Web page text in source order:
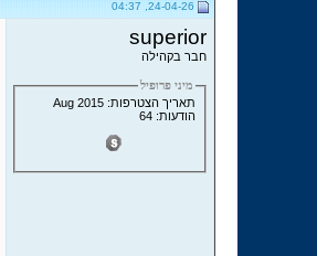
superior
חבר בקהילה
מיני פרופיל
תאריך הצטרפות: Aug 2015
הודעות: 64